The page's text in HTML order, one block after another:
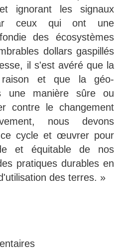
ignorant les signaux
ceux qui ont une
des écosystèmes
dollars gaspillés
il s'est avéré que la
raison et que la géo-
une manière sûre ou
contre le changement
nous devons
cycle et œuvrer pour
et équitable de nos
pratiques durables en
des terres. »